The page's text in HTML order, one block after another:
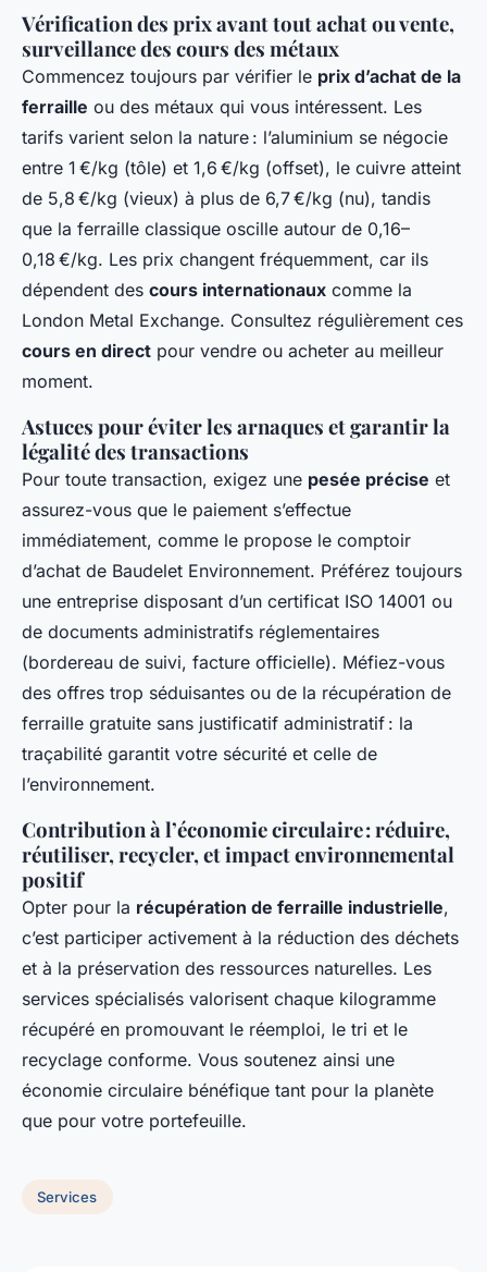
Vérification des prix avant tout achat ou vente,
surveillance des cours des métaux
Commencez toujours par vérifier le prix d’achat de la
ferraille ou des métaux qui vous intéressent. Les
tarifs varient selon la nature : l’aluminium se négocie
entre 1 €/kg (tôle) et 1,6 €/kg (offset), le cuivre atteint
de 5,8 €/kg (vieux) à plus de 6,7 €/kg (nu), tandis
que la ferraille classique oscille autour de 0,16–
0,18 €/kg. Les prix changent fréquemment, car ils
dépendent des cours internationaux comme la
London Metal Exchange. Consultez régulièrement ces
cours en direct pour vendre ou acheter au meilleur
moment.
Astuces pour éviter les arnaques et garantir la
légalité des transactions
Pour toute transaction, exigez une pesée précise et
assurez-vous que le paiement s’effectue
immédiatement, comme le propose le comptoir
d’achat de Baudelet Environnement. Préférez toujours
une entreprise disposant d’un certificat ISO 14001 ou
de documents administratifs réglementaires
(bordereau de suivi, facture officielle). Méfiez-vous
des offres trop séduisantes ou de la récupération de
ferraille gratuite sans justificatif administratif : la
traçabilité garantit votre sécurité et celle de
l’environnement.
Contribution à l’économie circulaire : réduire,
réutiliser, recycler, et impact environnemental
positif
Opter pour la récupération de ferraille industrielle,
c’est participer activement à la réduction des déchets
et à la préservation des ressources naturelles. Les
services spécialisés valorisent chaque kilogramme
récupéré en promouvant le réemploi, le tri et le
recyclage conforme. Vous soutenez ainsi une
économie circulaire bénéfique tant pour la planète
que pour votre portefeuille.
Services